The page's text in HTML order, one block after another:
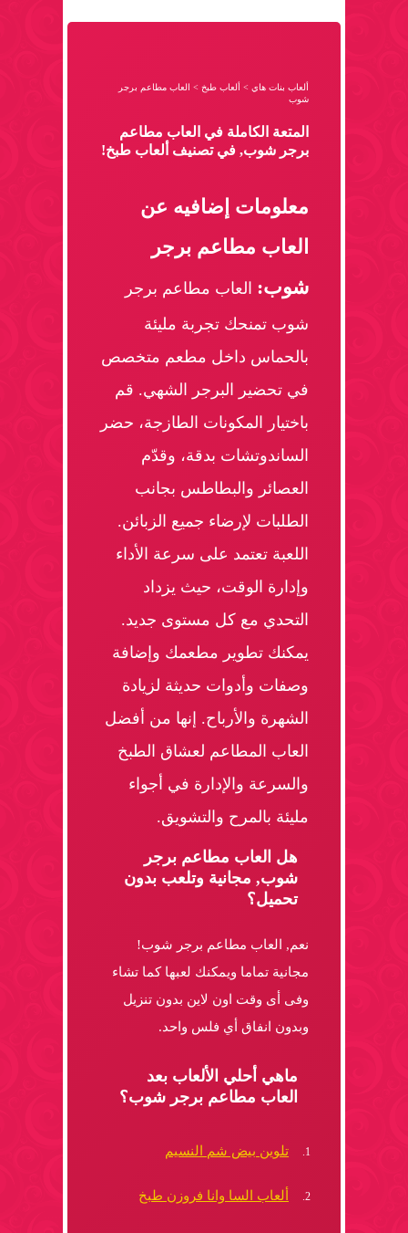
ألعاب بنات هاي > ألعاب طبخ > العاب مطاعم برجر
شوب
المتعة الكاملة في العاب مطاعم
برجر شوب, في تصنيف ألعاب طبخ!
معلومات إضافيه عن
العاب مطاعم برجر
شوب: العاب مطاعم برجر
شوب تمنحك تجربة مليئة
بالحماس داخل مطعم متخصص
في تحضير البرجر الشهي. قم
باختيار المكونات الطازجة، حضر
الساندوتشات بدقة، وقدّم
العصائر والبطاطس بجانب
الطلبات لإرضاء جميع الزبائن.
اللعبة تعتمد على سرعة الأداء
وإدارة الوقت، حيث يزداد
التحدي مع كل مستوى جديد.
يمكنك تطوير مطعمك وإضافة
وصفات وأدوات حديثة لزيادة
الشهرة والأرباح. إنها من أفضل
العاب المطاعم لعشاق الطبخ
والسرعة والإدارة في أجواء
مليئة بالمرح والتشويق.
هل العاب مطاعم برجر
شوب, مجانية وتلعب بدون
تحميل؟
نعم, العاب مطاعم برجر شوب!
مجانية تماما ويمكنك لعبها كما تشاء
وفى أى وقت اون لاين بدون تنزيل
وبدون انفاق أي فلس واحد.
ماهي أحلي الألعاب بعد
العاب مطاعم برجر شوب؟
تلوين بيض شم النسيم
ألعاب السا وانا فروزن طبخ